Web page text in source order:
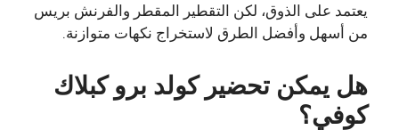
يعتمد على الذوق، لكن التقطير المقطر والفرنش بريس
من أسهل وأفضل الطرق لاستخراج نكهات متوازنة.
هل يمكن تحضير كولد برو كبلاك
كوفي؟